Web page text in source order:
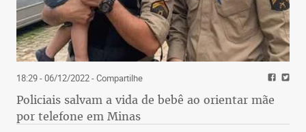
18:29 - 06/12/2022- Compartilhe
Policiais salvam a vida de bebê ao orientar mãe
por telefone em Minas